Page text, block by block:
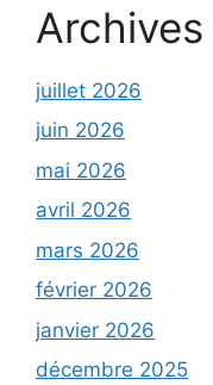
Archives
juillet 2026
juin 2026
mai 2026
avril 2026
mars 2026
février 2026
janvier 2026
décembre 2025